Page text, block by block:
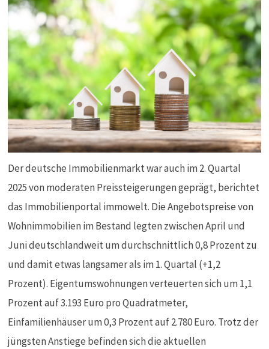
Der deutsche Immobilienmarkt war auch im 2. Quartal
2025 von moderaten Preissteigerungen geprägt, berichtet
das Immobilienportal immowelt. Die Angebotspreise von
Wohnimmobilien im Bestand legten zwischen April und
Juni deutschlandweit um durchschnittlich 0,8 Prozent zu
und damit etwas langsamer als im 1. Quartal (+1,2
Prozent). Eigentumswohnungen verteuerten sich um 1,1
Prozent auf 3.193 Euro pro Quadratmeter,
Einfamilienhäuser um 0,3 Prozent auf 2.780 Euro. Trotz der
jüngsten Anstiege befinden sich die aktuellen